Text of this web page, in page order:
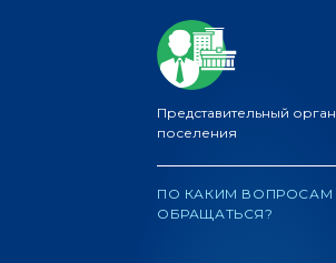
Представительный орган
поселения
ПО КАКИМ ВОПРОСАМ
ОБРАЩАТЬСЯ?